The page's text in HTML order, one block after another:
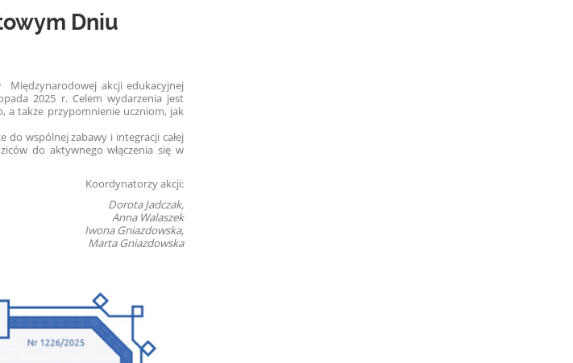
Dniu
Międzynarodowej akcji edukacyjnej
2025 r. Celem wydarzenia jest
a także przypomnienie uczniom, jak
do wspólnej zabawy i integracji całej
do aktywnego włączenia się w
Koordynatorzy akcji:
Dorota Jadczak,
Anna Walaszek
Iwona Gniazdowska,
Marta Gniazdowska